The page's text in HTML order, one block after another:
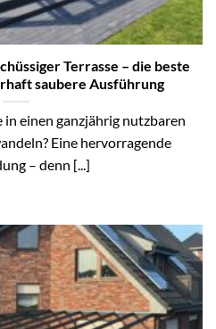
Terrasse – die beste
saubere Ausführung
in einen ganzjährig nutzbaren
Eine hervorragende
– denn [...]